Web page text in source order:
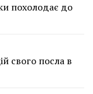
похолодає до
свого посла в